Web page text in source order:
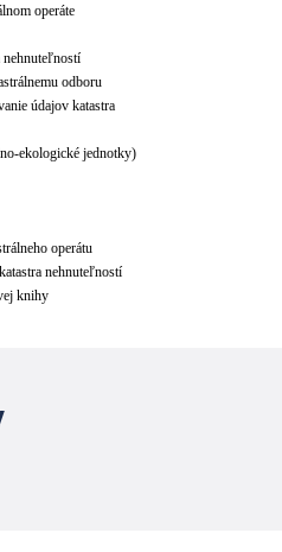
operáte
nehnuteľností
odboru
údajov katastra
ekologické jednotky)
operátu
nehnuteľností
knihy